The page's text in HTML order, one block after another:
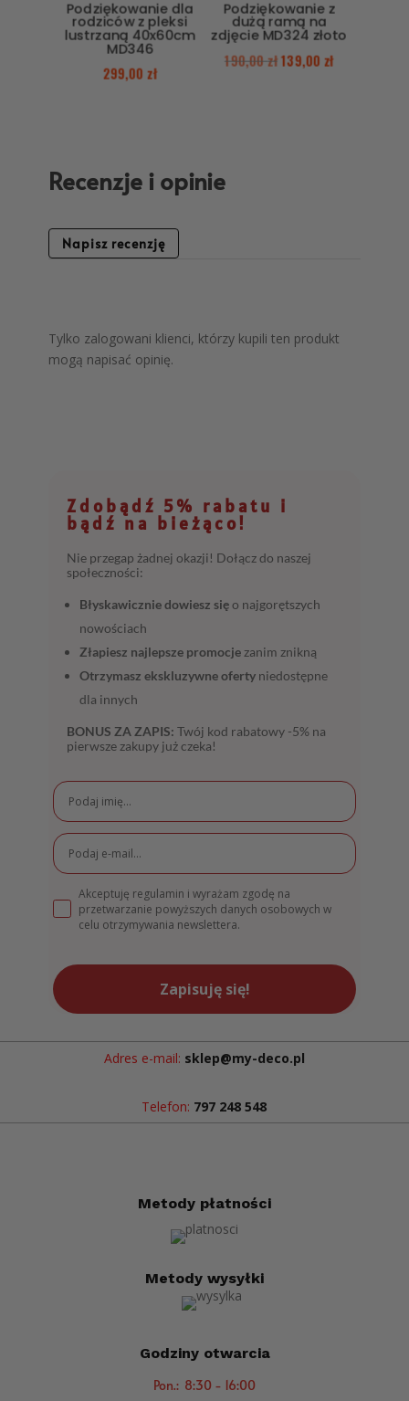
Podziękowanie dla
rodziców z pleksi
lustrzaną 40x60cm
MD346
299,00zł
Podziękowanie z
dużą ramą na
zdjęcie MD324 złoto
190,00zł139,00 zł
Recenzje i opinie
Napisz recenzję
Tylko zalogowani klienci, którzy kupili ten produkt
mogą napisać opinię.
Zdobądź 5% rabatu i
bądź na bieżąco!
Nie przegap żadnej okazji! Dołącz do naszej
społeczności:
Błyskawicznie dowiesz sięo najgorętszych
nowościach
Złapiesz najlepsze promocje zanim znikną
Otrzymasz ekskluzywne oferty niedostępne
dla innych
BONUS ZA ZAPIS: Twój kod rabatowy -5% na
pierwsze zakupy już czeka!
Akceptuję regulamin i wyrażam zgodę na
przetwarzanie powyższych danych osobowych w
celu otrzymywania newslettera.
Zapisuję się!
Adres e-mail: sklep@my-deco.pl
Telefon: 797 248 548
Metody płatności
Metody wysyłki
Godziny otwarcia
Pon.: 8:30 - 16:00